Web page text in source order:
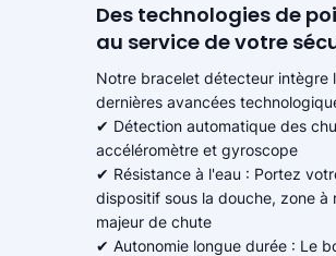
Des technologies de
au service de votre
Notre bracelet détecteur intègre
dernières avancées
✔ Détection automatique des
accéléromètre et gyroscope
✔ Résistance à l'eau : Portez
dispositif sous la douche, zone à
majeur de chute
✔ Autonomie longue durée : Le